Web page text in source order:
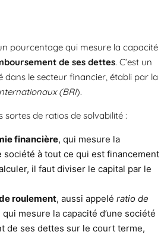
pourcentage qui mesure la capacité
de ses dettes. C’est un
le secteur financier, établi par la
(BRI).
de ratios de solvabilité :
financière, qui mesure la
société à tout ce qui est financement
il faut diviser le capital par le
roulement, aussi appelé ratio de
qui mesure la capacité d’une société
de ses dettes sur le court terme,